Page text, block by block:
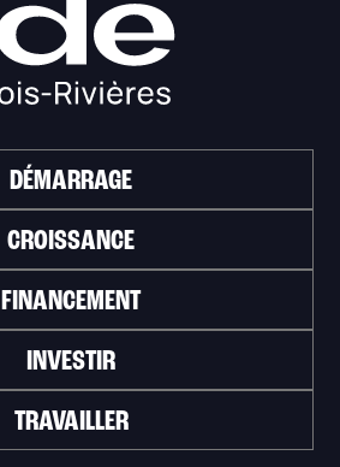
DÉMARRAGE
CROISSANCE
FINANCEMENT
INVESTIR
TRAVAILLER